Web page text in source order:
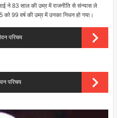
ने 83 साल की उम्र में राजनीति से संन्यास ले
99 वर्ष की उम्र में उनका निधन हो गया।
परिचय
परिचय